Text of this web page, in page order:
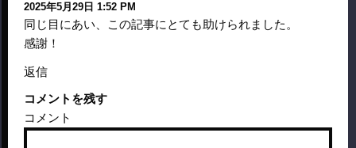
2025年5月29日 1:52 PM
同じ目にあい、この記事にとても助けられました。
感謝！
返信
コメントを残す
コメント